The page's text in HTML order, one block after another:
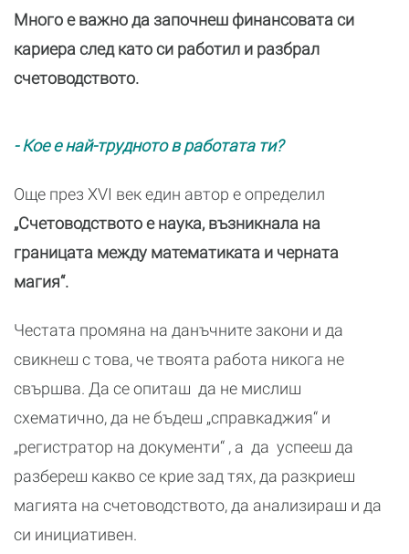
Много е важно да започнеш финансовата си
кариера след като си работил и разбрал
счетоводството.
- Кое е най-трудното в работата ти?
Още през XVI век един автор е определил
„Счетоводството е наука, възникнала на
границата между математиката и черната
магия“.
Честата промяна на данъчните закони и да
свикнеш с това, че твоята работа никога не
свършва. Да се опиташ да не мислиш
схематично, да не бъдеш „справкаджия“ и
„регистратор на документи“ , а да успееш да
разбереш какво се крие зад тях, да разкриеш
магията на счетоводството, да анализираш и да
си инициативен.